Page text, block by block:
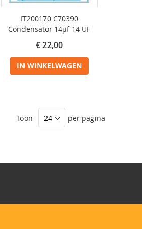
IT200170 C70390
Condensator 14µf 14 UF
€ 22,00
IN WINKELWAGEN
Toon per pagina